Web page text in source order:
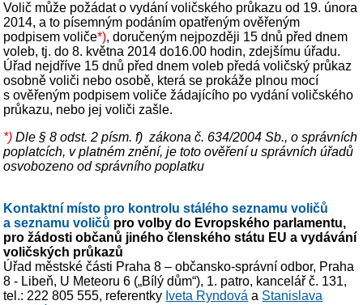
Volič může požádat o vydání voličského průkazu od 19. února
2014, a to písemným podáním opatřeným ověřeným
podpisem voliče*), doručeným nejpozději 15 dnů před dnem
voleb, tj. do 8. května 2014 do16.00 hodin, zdejšímu úřadu.
Úřad nejdříve 15 dnů před dnem voleb předá voličský průkaz
osobně voliči nebo osobě, která se prokáže plnou mocí
s ověřeným podpisem voliče žádajícího po vydání voličského
průkazu, nebo jej voliči zašle.
*) Dle § 8 odst. 2 písm. f) zákona č. 634/2004 Sb., o správních
poplatcích, v platném znění, je toto ověření u správních úřadů
osvobozeno od správního poplatku
Kontaktní místo pro kontrolu stálého seznamu voličů
a seznamu voličů pro volby do Evropského parlamentu,
pro žádosti občanů jiného členského státu EU a vydávání
voličských průkazů
Úřad městské části Praha 8 – občansko-správní odbor, Praha
8 - Libeň, U Meteoru 6 („Bílý dům“), 1. patro, kancelář č. 131,
tel.: 222 805 555, referentky Iveta Ryndová a Stanislava